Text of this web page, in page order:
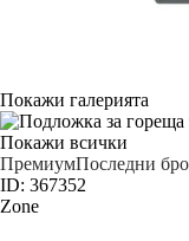
Покажи галерията
Покажи всички
ПремиумПоследни
ID: 367352
Zone